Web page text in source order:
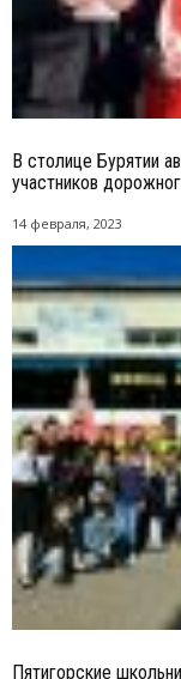
В столице Бурятии
участников
14 февраля, 2023
Пятигорские